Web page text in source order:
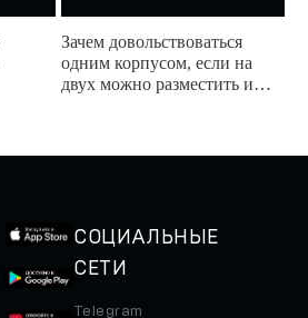
Зачем довольствоваться
одним корпусом, если на
двух можно разместить и
СОЦИАЛЬНЫЕ
СЕТИ
Telegram